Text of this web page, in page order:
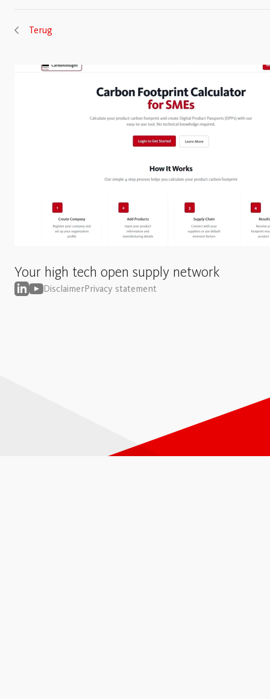
Terug
Your high tech open supply network
DisclaimerPrivacy statement